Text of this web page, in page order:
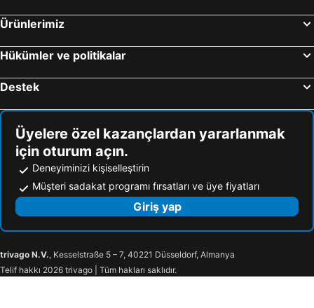
Ürünlerimiz
Hükümler ve politikalar
Destek
Üyelere özel kazançlardan yararlanmak
için oturum açın.
Deneyiminizi kişiselleştirin
Müşteri sadakat programı fırsatları ve üye fiyatları
Giriş yap
trivago N.V., Kesselstraße 5 – 7, 40221 Düsseldorf, Almanya
Telif hakkı 2026 trivago | Tüm hakları saklıdır.